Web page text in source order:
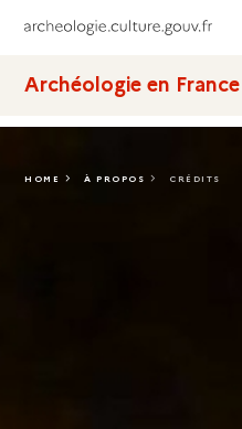
Archéologie en France
HOME À PROPOS CRÉDITS